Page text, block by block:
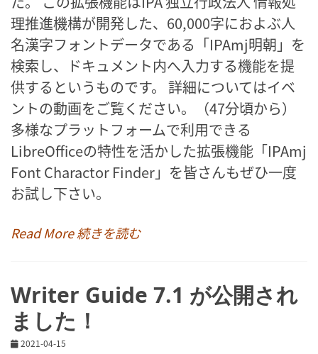
理推進機構が開発した、60,000字におよぶ人
名漢字フォントデータである「IPAmj明朝」を
検索し、ドキュメント内へ入力する機能を提
供するというものです。 詳細についてはイベ
ントの動画をご覧ください。（47分頃から）
多様なプラットフォームで利用できる
LibreOfficeの特性を活かした拡張機能「IPAmj
Font Charactor Finder」を皆さんもぜひ一度
お試し下さい。
Read More 続きを読む
Writer Guide 7.1 が公開され
ました！
2021-04-15